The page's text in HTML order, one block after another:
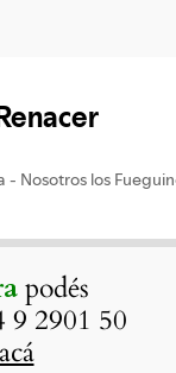
podés
9 2901 50